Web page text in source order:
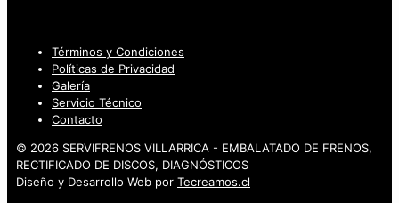
Términos y Condiciones
Políticas de Privacidad
Galería
Servicio Técnico
Contacto
© 2026 SERVIFRENOS VILLARRICA - EMBALATADO DE FRENOS,
RECTIFICADO DE DISCOS, DIAGNÓSTICOS
Diseño y Desarrollo Web por Tecreamos.cl